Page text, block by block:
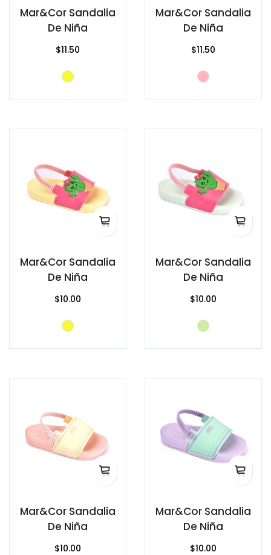
Mar&Cor Sandalia
De Niña
$11.50
Mar&Cor Sandalia
De Niña
$11.50
Mar&Cor Sandalia
De Niña
$10.00
Mar&Cor Sandalia
De Niña
$10.00
Mar&Cor Sandalia
De Niña
$10.00
Mar&Cor Sandalia
De Niña
$10.00